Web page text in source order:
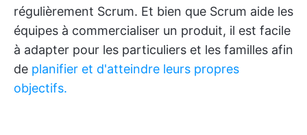
régulièrement Scrum. Et bien que Scrum aide les
équipes à commercialiser un produit, il est facile
à adapter pour les particuliers et les familles afin
de planifier et d'atteindre leurs propres
objectifs.